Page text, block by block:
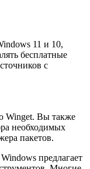
11 и 10,
бесплатные
с
Winget. Вы также
необходимых
пакетов.
предлагает